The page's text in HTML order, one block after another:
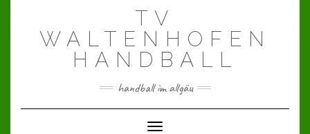
TV
WALTENHOFEN
HANDBALL
handball im allgäu
Toggle Navigation